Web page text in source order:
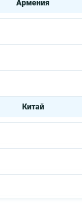
Армения
Китай